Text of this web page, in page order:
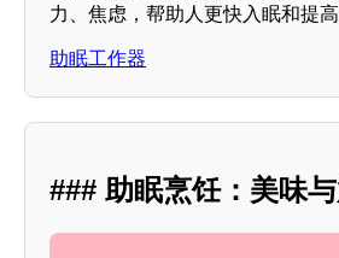
力、焦虑，帮助人更快入眠和提高
助眠工作器
### 助眠烹饪：美味